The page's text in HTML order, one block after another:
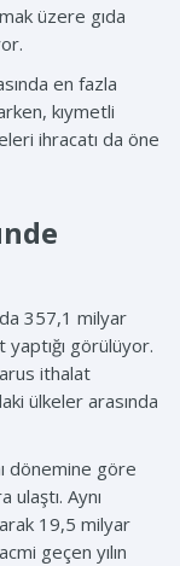
üzere gıda
en fazla
kıymetli
ihracatı da öne
357,1 milyar
görülüyor.
ithalat
ülkeler arasında
dönemine göre
Aynı
19,5 milyar
geçen yılın